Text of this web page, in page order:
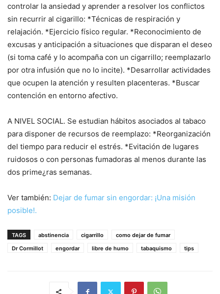
controlar la ansiedad y aprender a resolver los conflictos
sin recurrir al cigarillo: *Técnicas de respiración y
relajación. *Ejercicio físico regular. *Reconocimiento de
excusas y anticipación a situaciones que disparan el deseo
(si toma café y lo acompaña con un cigarrillo; reemplazarlo
por otra infusión que no lo incite). *Desarrollar actividades
que ocupen la atención y resulten placenteras. *Buscar
contención en entorno afectivo.
A NIVEL SOCIAL. Se estudian hábitos asociados al tabaco
para disponer de recursos de reemplazo: *Reorganización
del tiempo para reducir el estrés. *Evitación de lugares
ruidosos o con personas fumadoras al menos durante las
dos prime¿ras semanas.
Ver también: Dejar de fumar sin engordar: ¡Una misión
posible!.
TAGS abstinencia cigarrillo
como dejar de fumar
Dr Cormillot
engordar libre de humo tabaquismo tips